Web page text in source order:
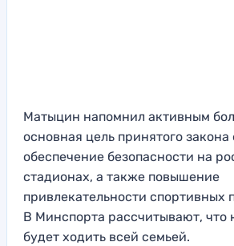
Матыцин напомнил активным
основная цель принятого закона
обеспечение безопасности на
стадионах, а также повышение
привлекательности спортивных
В Минспорта рассчитывают, что
будет ходить всей семьей.